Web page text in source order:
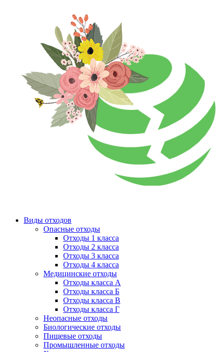
Виды отходов
Опасные отходы
Отходы 1 класса
Отходы 2 класса
Отходы 3 класса
Отходы 4 класса
Медицинские отходы
Отходы класса А
Отходы класса Б
Отходы класса В
Отходы класса Г
Неопасные отходы
Биологические отходы
Пищевые отходы
Промышленные отходы